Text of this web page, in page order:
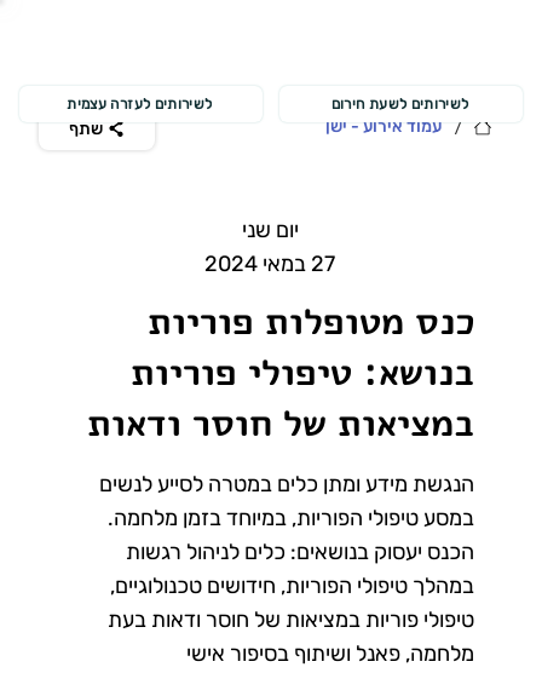
27 במאי 2024
יום שני
כנס מטופלות פוריות
בנושא: טיפולי פוריות
במציאות של חוסר ודאות
הנגשת מידע ומתן כלים במטרה לסייע לנשים
במסע טיפולי הפוריות, במיוחד בזמן מלחמה.
הכנס יעסוק בנושאים: כלים לניהול רגשות
במהלך טיפולי הפוריות, חידושים טכנולוגיים,
טיפולי פוריות במציאות של חוסר ודאות בעת
מלחמה, פאנל ושיתוף בסיפור אישי
שתף / עמוד אירוע - ישן
לשירותים לשעת חירום לשירותים לעזרה עצמית